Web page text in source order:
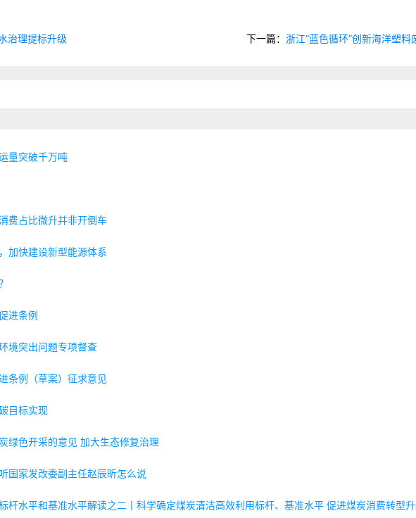
治理提标升级 下一篇： 浙江“蓝色循环”创新海洋塑料
量突破千万吨
费占比微升并非开倒车
加快建设新型能源体系
进条例
境突出问题专项督查
条例（草案）征求意见
目标实现
绿色开采的意见 加大生态修复治理
国家发改委副主任赵辰昕怎么说
杆水平和基准水平解读之二丨科学确定煤炭清洁高效利用标杆、基准水平 促进煤炭消费转型